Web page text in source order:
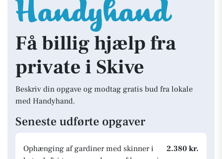
Få billig hjælp fra
private i Skive
Beskriv din opgave og modtag gratis bud fra lokale
med Handyhand.
Seneste udførte opgaver
Ophænging af gardiner med skinner i
2.380 kr.